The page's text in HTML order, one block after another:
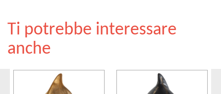
Ti potrebbe interessare
anche